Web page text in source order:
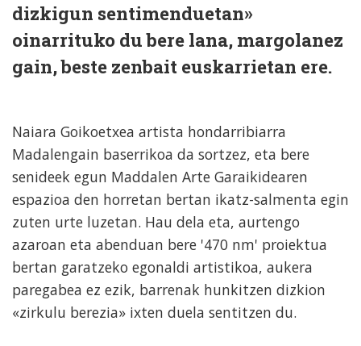
dizkigun sentimenduetan»
oinarrituko du bere lana, margolanez
gain, beste zenbait euskarrietan ere.
Naiara Goikoetxea artista hondarribiarra
Madalengain baserrikoa da sortzez, eta bere
senideek egun Maddalen Arte Garaikidearen
espazioa den horretan bertan ikatz-salmenta egin
zuten urte luzetan. Hau dela eta, aurtengo
azaroan eta abenduan bere '470 nm' proiektua
bertan garatzeko egonaldi artistikoa, aukera
paregabea ez ezik, barrenak hunkitzen dizkion
«zirkulu berezia» ixten duela sentitzen du.